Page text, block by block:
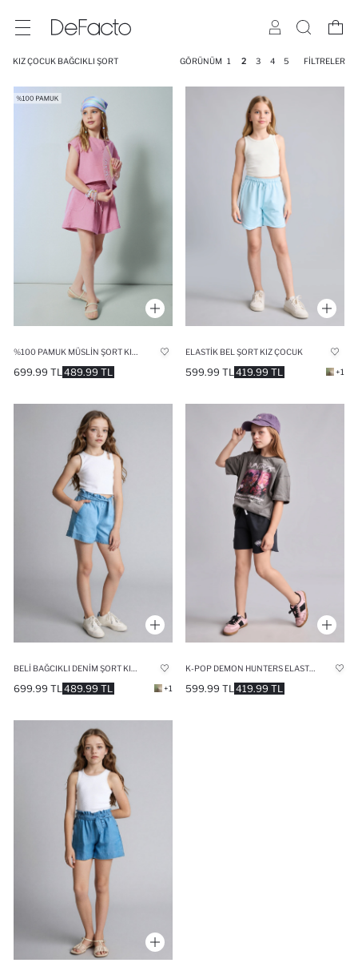
KIZ ÇOCUK BAĞCIKLI ŞORT GÖRÜNÜM 1 2 3 4 5 FILTRELER
489.99 TL
699.99 TL
ELASTIK BEL ŞORT KIZ ÇOCUK
419.99 TL
599.99 TL +1
489.99 TL
699.99 TL +1 419.99 TL
599.99 TL